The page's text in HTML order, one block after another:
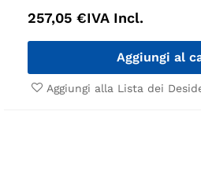
257,05 €IVA Incl.
Aggiungi al
Aggiungi alla Lista dei